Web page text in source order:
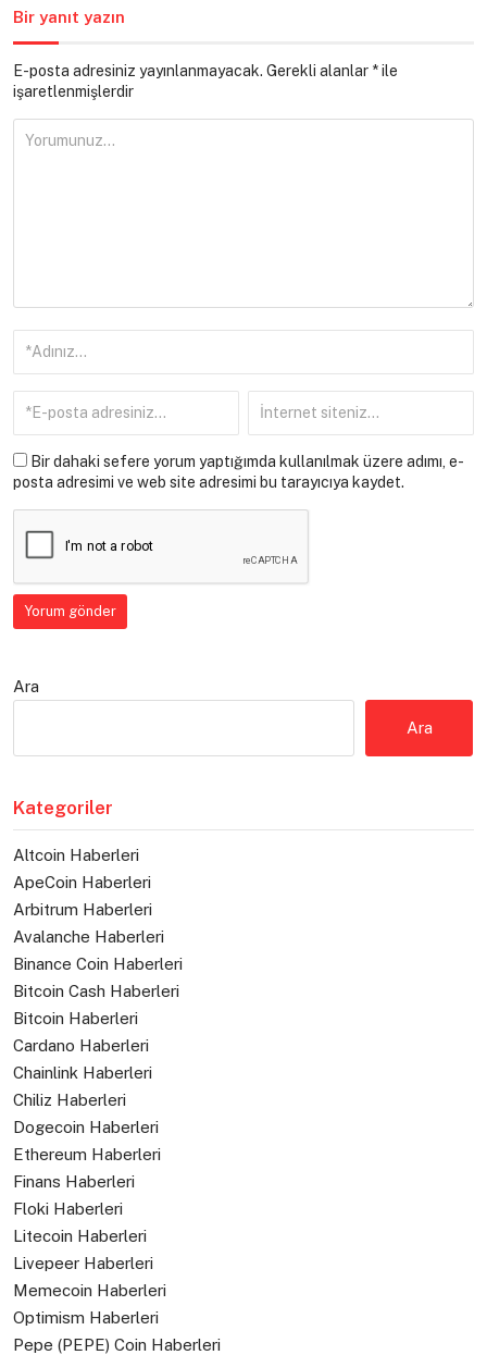
Bir yanıt yazın
E-posta adresiniz yayınlanmayacak. Gerekli alanlar *ile
işaretlenmişlerdir
Bir dahaki sefere yorum yaptığımda kullanılmak üzere adımı, e-
posta adresimi ve web site adresimi bu tarayıcıya kaydet.
Ara
Ara
Kategoriler
Altcoin Haberleri
ApeCoin Haberleri
Arbitrum Haberleri
Avalanche Haberleri
Binance Coin Haberleri
Bitcoin Cash Haberleri
Bitcoin Haberleri
Cardano Haberleri
Chainlink Haberleri
Chiliz Haberleri
Dogecoin Haberleri
Ethereum Haberleri
Finans Haberleri
Floki Haberleri
Litecoin Haberleri
Livepeer Haberleri
Memecoin Haberleri
Optimism Haberleri
Pepe (PEPE) Coin Haberleri